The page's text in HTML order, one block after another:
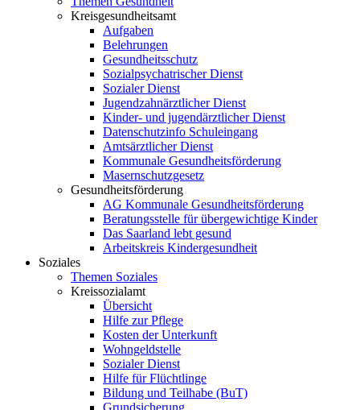
Kreisgesundheitsamt
Aufgaben
Belehrungen
Gesundheitsschutz
Sozialpsychatrischer Dienst
Sozialer Dienst
Jugendzahnärztlicher Dienst
Kinder- und jugendärztlicher Dienst
Datenschutzinfo Schuleingang
Amtsärztlicher Dienst
Kommunale Gesundheitsförderung
Masernschutzgesetz
Gesundheitsförderung
AG Kommunale Gesundheitsförderung
Beratungsstelle für übergewichtige Kinder
Das Saarland lebt gesund
Arbeitskreis Kindergesundheit
Soziales
Themen Soziales
Kreissozialamt
Übersicht
Hilfe zur Pflege
Kosten der Unterkunft
Wohngeldstelle
Sozialer Dienst
Hilfe für Flüchtlinge
Bildung und Teilhabe (BuT)
Grundsicherung